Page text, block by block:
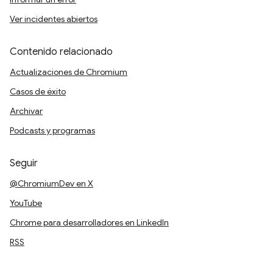
Ver incidentes abiertos
Contenido relacionado
Actualizaciones de Chromium
Casos de éxito
Archivar
Podcasts y programas
Seguir
@ChromiumDev en X
YouTube
Chrome para desarrolladores en LinkedIn
RSS